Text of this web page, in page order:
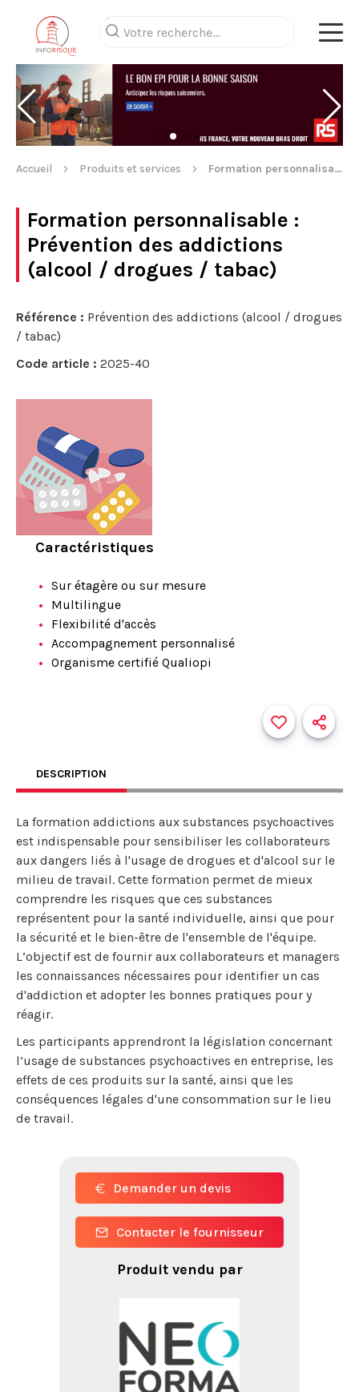
Accueil Produits et services Formation personnalisable
Formation personnalisable :
Prévention des addictions
(alcool / drogues / tabac)
Référence : Prévention des addictions (alcool / drogues
/ tabac)
Code article : 2025-40
Caractéristiques
Sur étagère ou sur mesure
Multilingue
Flexibilité d'accès
Accompagnement personnalisé
Organisme certifié Qualiopi
DESCRIPTION
La formation addictions aux substances psychoactives
est indispensable pour sensibiliser les collaborateurs
aux dangers liés à l'usage de drogues et d'alcool sur le
milieu de travail. Cette formation permet de mieux
comprendre les risques que ces substances
représentent pour la santé individuelle, ainsi que pour
la sécurité et le bien-être de l'ensemble de l'équipe.
L’objectif est de fournir aux collaborateurs et managers
les connaissances nécessaires pour identifier un cas
d'addiction et adopter les bonnes pratiques pour y
réagir.
Les participants apprendront la législation concernant
l’usage de substances psychoactives en entreprise, les
effets de ces produits sur la santé, ainsi que les
conséquences légales d'une consommation sur le lieu
de travail.
Demander un devis
Contacter le fournisseur
Produit vendu par